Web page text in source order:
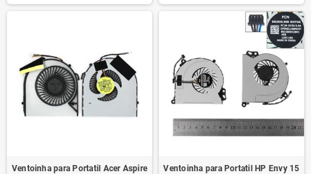
Ventoinha para Portatil Acer Aspire
Ventoinha para Portatil HP Envy 15